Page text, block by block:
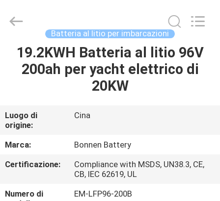
CASA
CHI
SIAMO
FATORY
Battery
Technology
Batteria al litio per imbarcazioni
19.2KWH Batteria al litio 96V
200ah per yacht elettrico di
20KW
Luogo di
origine:
Cina
Marca:
Bonnen Battery
Certificazione:
Compliance with MSDS, UN38.3, CE,
CB, IEC 62619, UL
Numero di
EM-LFP96-200B